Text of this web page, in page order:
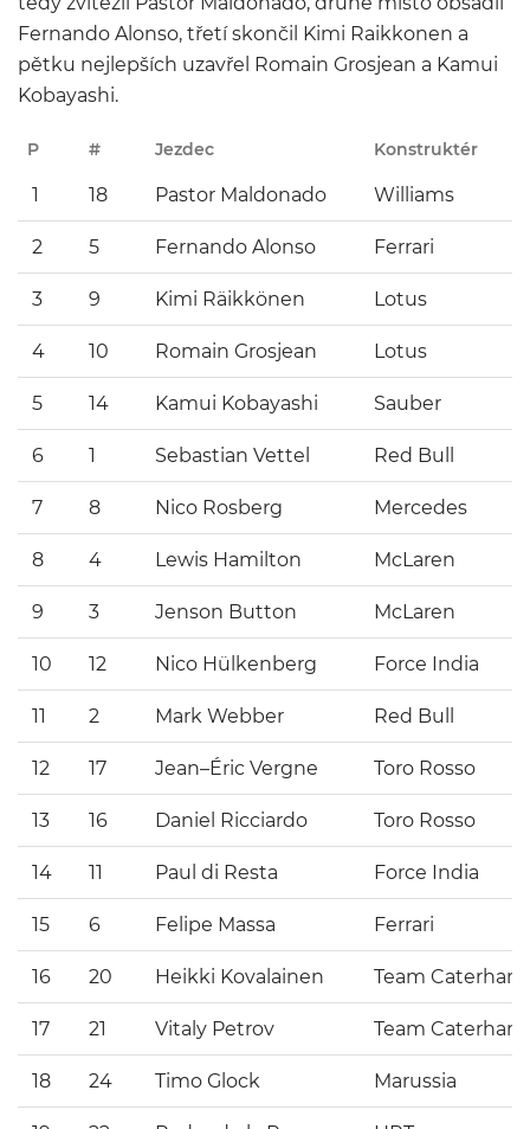
Fernando Alonso, třetí skončil Kimi Raikkonen a
pětku nejlepších uzavřel Romain Grosjean a Kamui
Kobayashi.
P # Jezdec Konstruktér
1 18 Pastor Maldonado Williams
2 5 Fernando Alonso Ferrari
3 9 Kimi Räikkönen Lotus
4 10 Romain Grosjean Lotus
5 14 Kamui Kobayashi Sauber
6 1 Sebastian Vettel Red Bull
7 8 Nico Rosberg Mercedes
8 4 Lewis Hamilton McLaren
9 3 Jenson Button McLaren
10 12 Nico Hülkenberg Force India
11 2 Mark Webber Red Bull
12 17 Jean–Éric Vergne Toro Rosso
13 16 Daniel Ricciardo Toro Rosso
14 11 Paul di Resta Force India
15 6 Felipe Massa Ferrari
16 20 Heikki Kovalainen Team Caterham
17 21 Vitaly Petrov Team Caterham
18 24 Timo Glock Marussia